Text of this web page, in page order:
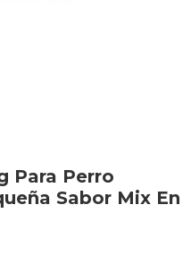
Para Perro
Sabor Mix En